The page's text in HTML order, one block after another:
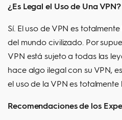
¿Es Legal el Uso de Una VPN?
Sí. El uso de VPN es
del mundo civilizado. Por
VPN está sujeto a todas las
hace algo ilegal con su VPN,
el uso de la VPN es totalmente
Recomendaciones de los